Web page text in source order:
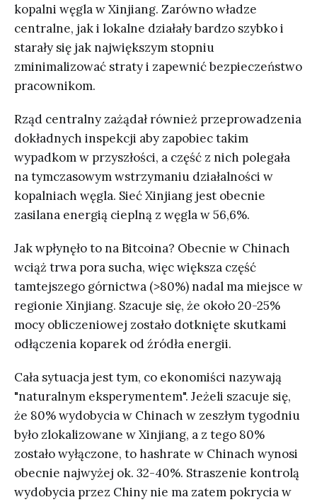
kopalni węgla w Xinjiang. Zarówno władze
centralne, jak i lokalne działały bardzo szybko i
starały się jak największym stopniu
zminimalizować straty i zapewnić bezpieczeństwo
pracownikom.
Rząd centralny zażądał również przeprowadzenia
dokładnych inspekcji aby zapobiec takim
wypadkom w przyszłości, a część z nich polegała
na tymczasowym wstrzymaniu działalności w
kopalniach węgla. Sieć Xinjiang jest obecnie
zasilana energią cieplną z węgla w 56,6%.
Jak wpłynęło to na Bitcoina? Obecnie w Chinach
wciąż trwa pora sucha, więc większa część
tamtejszego górnictwa (>80%) nadal ma miejsce w
regionie Xinjiang. Szacuje się, że około 20-25%
mocy obliczeniowej zostało dotknięte skutkami
odłączenia koparek od źródła energii.
Cała sytuacja jest tym, co ekonomiści nazywają
"naturalnym eksperymentem". Jeżeli szacuje się,
że 80% wydobycia w Chinach w zeszłym tygodniu
było zlokalizowane w Xinjiang, a z tego 80%
zostało wyłączone, to hashrate w Chinach wynosi
obecnie najwyżej ok. 32-40%. Straszenie kontrolą
wydobycia przez Chiny nie ma zatem pokrycia w